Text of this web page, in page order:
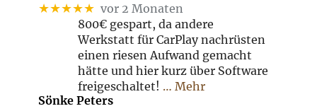
★★★★★ vor 2 Monaten
800€ gespart, da andere
Werkstatt für CarPlay nachrüsten
einen riesen Aufwand gemacht
hätte und hier kurz über Software
freigeschaltet! … Mehr
Sönke Peters